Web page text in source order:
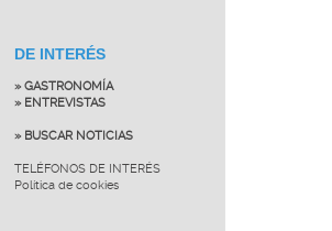
DE INTERÉS
» GASTRONOMÍA
» ENTREVISTAS
» BUSCAR NOTICIAS
TELÉFONOS DE INTERÉS
Política de cookies